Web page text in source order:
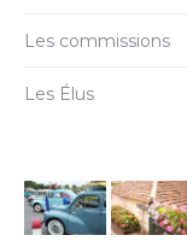
Les commissions
Les Élus